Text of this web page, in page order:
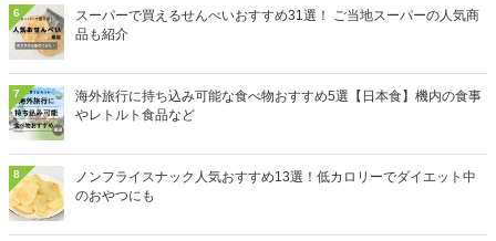
6
スーパーで買えるせんべいおすすめ31選！ ご当地スーパーの人気商
品も紹介
7
海外旅行に持ち込み可能な食べ物おすすめ5選【日本食】機内の食事
やレトルト食品など
8
ノンフライスナック人気おすすめ13選！低カロリーでダイエット中
のおやつにも